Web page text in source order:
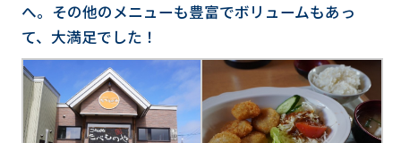
へ。その他のメニューも豊富でボリュームもあっ
て、大満足でした！